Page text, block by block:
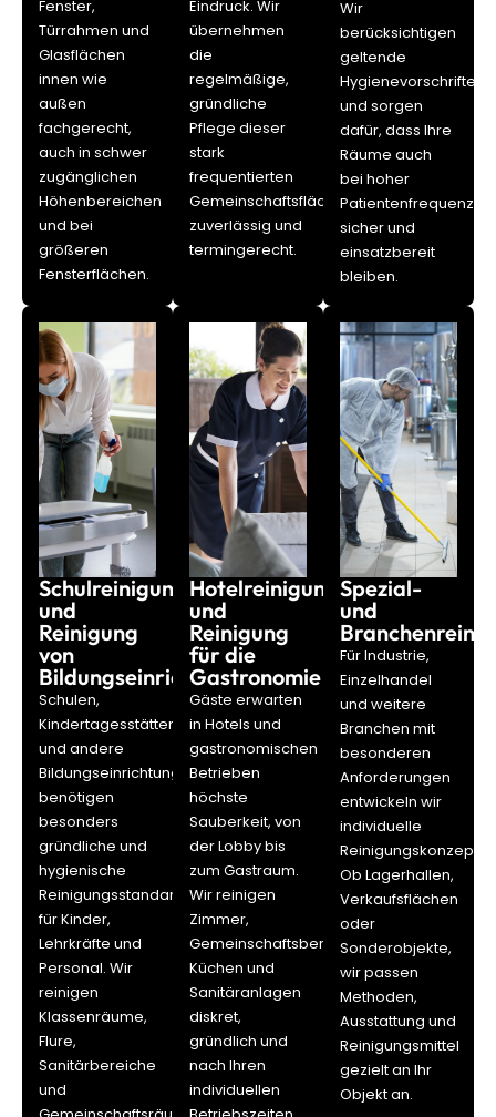
Fenster,
Türrahmen und
Glasflächen
innen wie
außen
fachgerecht,
auch in schwer
zugänglichen
Höhenbereichen
und bei
größeren
Fensterflächen.
Eindruck. Wir
übernehmen
die
regelmäßige,
gründliche
Pflege dieser
stark
frequentierten
Gemeinschaftsflächen
zuverlässig und
termingerecht.
Wir
berücksichtigen
geltende
Hygienevorschriften
und sorgen
dafür, dass Ihre
Räume auch
bei hoher
Patientenfrequenz
sicher und
einsatzbereit
bleiben.
Schulreinigung
und
Reinigung
von
Bildungseinrichtungen
Schulen,
Kindertagesstätten
und andere
Bildungseinrichtungen
benötigen
besonders
gründliche und
hygienische
Reinigungsstandards
für Kinder,
Lehrkräfte und
Personal. Wir
reinigen
Klassenräume,
Flure,
Sanitärbereiche
und
Hotelreinigung
und
Reinigung
für die
Gastronomie
Gäste erwarten
in Hotels und
gastronomischen
Betrieben
höchste
Sauberkeit, von
der Lobby bis
zum Gastraum.
Wir reinigen
Zimmer,
Gemeinschaftsbereiche,
Küchen und
Sanitäranlagen
diskret,
gründlich und
nach Ihren
individuellen
Spezial-
und
Für Industrie,
Einzelhandel
und weitere
Branchen mit
besonderen
Anforderungen
entwickeln wir
individuelle
Reinigungskonzepte.
Ob Lagerhallen,
Verkaufsflächen
oder
Sonderobjekte,
wir passen
Methoden,
Ausstattung und
Reinigungsmittel
gezielt an Ihr
Objekt an.